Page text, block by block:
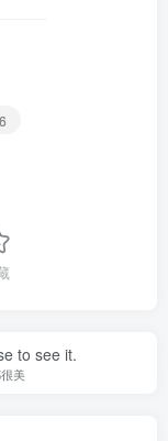
to see it.
美